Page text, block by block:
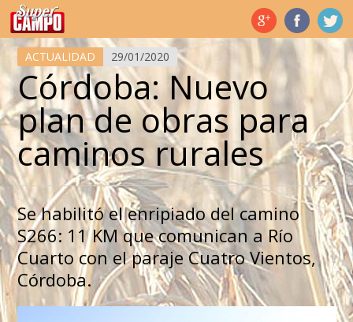
Temas de hoy
ACTUALIDAD 29/01/2020
Córdoba: Nuevo
plan de obras para
caminos rurales
Se habilitó el enripiado del camino
S266: 11 KM que comunican a Río
Cuarto con el paraje Cuatro Vientos,
Córdoba.